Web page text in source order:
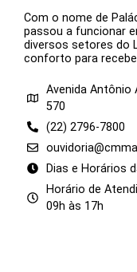
Com o nome de
passou a funcionar
diversos setores do
conforto para
Avenida Antônio
570
(22) 2796-7800
Dias e Horários
Horário de
09h às 17h